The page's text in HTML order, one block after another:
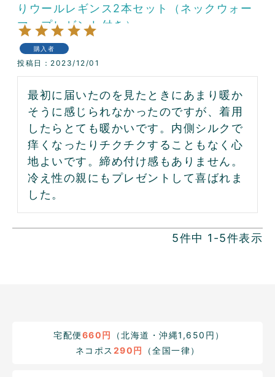
りウールレギンス2本セット（ネックウォー
マープレゼント付き）
購入者
投稿日 2023/12/01
最初に届いたのを見たときにあまり暖か
そうに感じられなかったのですが、着用
したらとても暖かいです。内側シルクで
痒くなったりチクチクすることもなく心
地よいです。締め付け感もありません。
冷え性の親にもプレゼントして喜ばれま
した。
5件中 1 -5件表示
宅配便660円
（北海道・沖縄1,650円）
ネコポス 290円 （全国一律）